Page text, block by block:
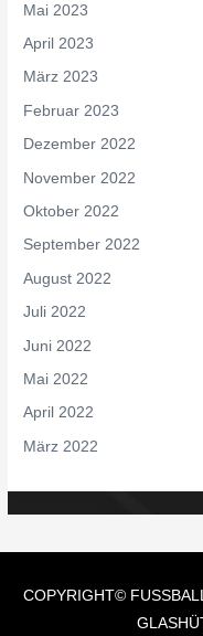
Mai 2023
April 2023
März 2023
Februar 2023
Dezember 2022
November 2022
Oktober 2022
September 2022
August 2022
Juli 2022
Juni 2022
Mai 2022
April 2022
März 2022
COPYRIGHT©